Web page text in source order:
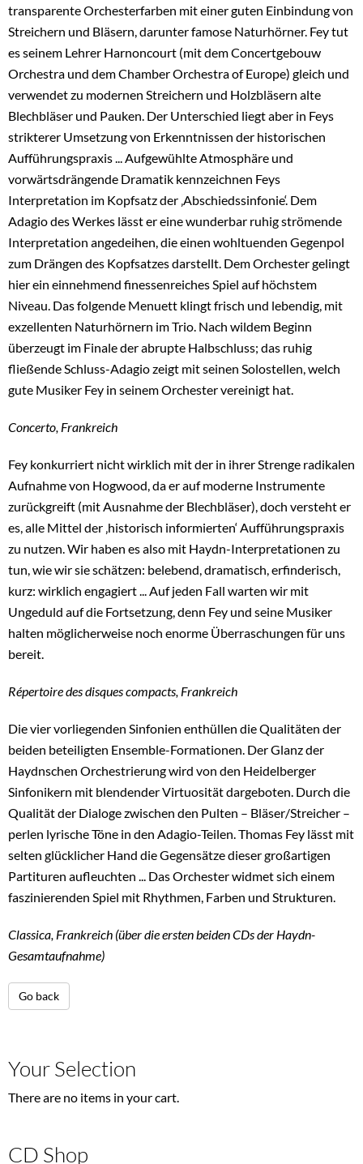
transparente Orchesterfarben mit einer guten Einbindung von
Streichern und Bläsern, darunter famose Naturhörner. Fey tut
es seinem Lehrer Harnoncourt (mit dem Concertgebouw
Orchestra und dem Chamber Orchestra of Europe) gleich und
verwendet zu modernen Streichern und Holzbläsern alte
Blechbläser und Pauken. Der Unterschied liegt aber in Feys
strikterer Umsetzung von Erkenntnissen der historischen
Aufführungspraxis ... Aufgewühlte Atmosphäre und
vorwärtsdrängende Dramatik kennzeichnen Feys
Interpretation im Kopfsatz der ‚Abschiedssinfonie‘. Dem
Adagio des Werkes lässt er eine wunderbar ruhig strömende
Interpretation angedeihen, die einen wohltuenden Gegenpol
zum Drängen des Kopfsatzes darstellt. Dem Orchester gelingt
hier ein einnehmend finessenreiches Spiel auf höchstem
Niveau. Das folgende Menuett klingt frisch und lebendig, mit
exzellenten Naturhörnern im Trio. Nach wildem Beginn
überzeugt im Finale der abrupte Halbschluss; das ruhig
fließende Schluss-Adagio zeigt mit seinen Solostellen, welch
gute Musiker Fey in seinem Orchester vereinigt hat.
Concerto, Frankreich
Fey konkurriert nicht wirklich mit der in ihrer Strenge radikalen
Aufnahme von Hogwood, da er auf moderne Instrumente
zurückgreift (mit Ausnahme der Blechbläser), doch versteht er
es, alle Mittel der ‚historisch informierten‘ Aufführungspraxis
zu nutzen. Wir haben es also mit Haydn-Interpretationen zu
tun, wie wir sie schätzen: belebend, dramatisch, erfinderisch,
kurz: wirklich engagiert ... Auf jeden Fall warten wir mit
Ungeduld auf die Fortsetzung, denn Fey und seine Musiker
halten möglicherweise noch enorme Überraschungen für uns
bereit.
Répertoire des disques compacts, Frankreich
Die vier vorliegenden Sinfonien enthüllen die Qualitäten der
beiden beteiligten Ensemble-Formationen. Der Glanz der
Haydnschen Orchestrierung wird von den Heidelberger
Sinfonikern mit blendender Virtuosität dargeboten. Durch die
Qualität der Dialoge zwischen den Pulten – Bläser/Streicher –
perlen lyrische Töne in den Adagio-Teilen. Thomas Fey lässt mit
selten glücklicher Hand die Gegensätze dieser großartigen
Partituren aufleuchten ... Das Orchester widmet sich einem
faszinierenden Spiel mit Rhythmen, Farben und Strukturen.
Classica, Frankreich (über die ersten beiden CDs der Haydn-
Gesamtaufnahme)
Go back
Your Selection
There are no items in your cart.
CD Shop